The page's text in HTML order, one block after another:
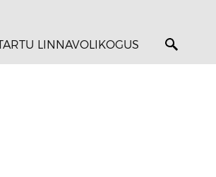
LINNAVOLIKOGUS